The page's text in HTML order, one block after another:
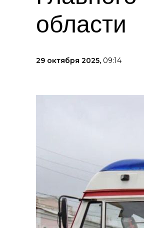
области
29 октября 2025, 09:14